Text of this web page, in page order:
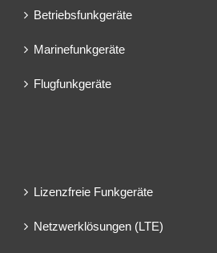
Betriebsfunkgeräte
Marinefunkgeräte
Flugfunkgeräte
Lizenzfreie Funkgeräte
Netzwerklösungen (LTE)